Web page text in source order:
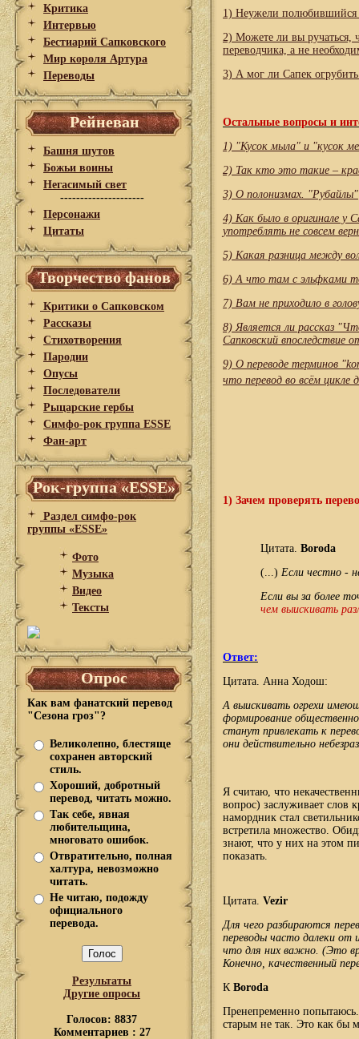
Критика
Интервью
Бестиарий Сапковского
Мир короля Артура
Переводы
Рейневан
Башня шутов
Божьи воины
Негасимый свет
---------------------
Персонажи
Цитаты
Творчество фанов
Критики о Сапковском
Рассказы
Стихотворения
Пародии
Опусы
Последователи
Рыцарские гербы
Симфо-рок группа ESSE
Фан-арт
Рок-группа «ESSE»
Раздел симфо-рок
группы «ESSE»
Фото
Музыка
Видео
Тексты
Опрос
Как вам фанатский перевод
"Сезона гроз"?
Великолепно, блестяще
сохранен авторский
стиль.
Хороший, добротный
перевод, читать можно.
Так себе, явная
любительщина,
многовато ошибок.
Отвратительно, полная
халтура, невозможно
читать.
Не читаю, подожду
официального
перевода.
Результаты
Другие опросы
Голосов: 8837
Комментариев : 27
1) Неужели полюбившийся
2) Можете ли вы ручаться,
переводчика, а не
3) А мог ли Сапек огрубить
Остальные вопросы и
1) "Кусок мыла" и "кусок
2) Так кто это такие –
3) О полонизмах. "Рубайлы"
4) Как было в оригинале у
употреблять не совсем
5) Какая разница между
6) А что там с эльфками
7) Вам не приходило в
8) Является ли рассказ
Сапковский впоследствие
9) О переводе терминов
что перевод во всём
1) Зачем проверять
Цитата.Boroda
(...) Если честно -
Если вы за более
чем выискивать
Ответ:
Цитата. Анна Ходош:
А выискивать огрехи
формирование
станут привлекать к
они действительно
Я считаю, что
вопрос) заслуживает
намордник стал
встретила множество.
знают, что у них на этом
показать.
Цитата. Vezir
Для чего разбираются
переводы часто далеки
что для них важно. (Это
Конечно, качественный
К Boroda
Пренепременно
старым не так. Это как бы